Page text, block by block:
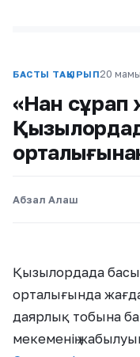
БАСТЫ ТАҚЫРЫП20
«Нан сұрап
Абзал Алаш
Қызылордада басы
орталығында
даярлық тобына
мекеменің